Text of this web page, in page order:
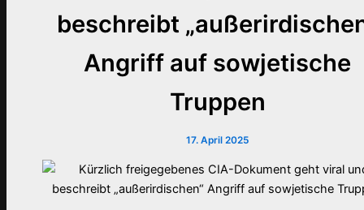
beschreibt
Angriff auf sowjetische
Truppen
17. April 2025